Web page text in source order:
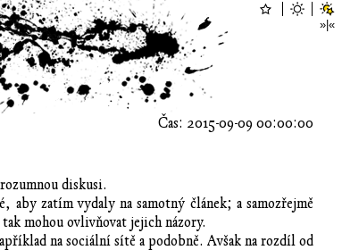
Čas: 2015-09-09 00:00:00
diskusi.
zatím vydaly na samotný článek; a samozřejmě
mohou ovlivňovat jejich názory.
na sociální sítě a podobně. Avšak na rozdíl od